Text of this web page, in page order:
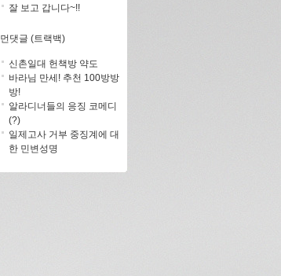
잘 보고 갑니다~!!
먼댓글 (트랙백)
신촌일대 헌책방 약도
바라님 만세! 추천 100방방
방!
알라디너들의 응징 코메디
(?)
일제고사 거부 중징계에 대
한 민변성명